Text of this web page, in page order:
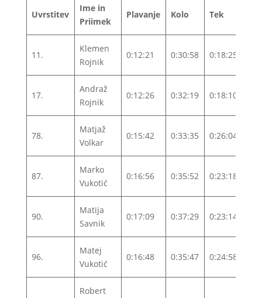
Uvrstitev
Ime in
Priimek
Plavanje Kolo Tek
11.
Klemen
Rojnik
0:12:21 0:30:58 0:18:25
17.
Andraž
Rojnik
0:12:26 0:32:19 0:18:10
78.
Matjaž
Volkar
0:15:42 0:33:35 0:26:04
87.
Marko
Vukotić
0:16:56 0:35:52 0:23:18
90.
Matija
Savnik
0:17:09 0:37:29 0:23:14
96.
Matej
Vukotić
0:16:48 0:35:47 0:24:58
Robert